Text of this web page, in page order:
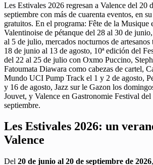
Les Estivales 2026 regresan a Valence del 20
septiembre con más de cuarenta eventos, en
gratuitos. En el programa: Fête de la Musique
Valentinoise de pétanque del 28 al 30 de
al 5 de julio, mercados nocturnos de artesanos
18 de junio al 13 de agosto, 10ª edición del
del 22 al 25 de julio con Oxmo Puccino,
Fatoumata Diawara como cabezas de cartel,
Mundo UCI Pump Track el 1 y 2 de agosto,
y 16 de agosto, Jazz sur le Gazon los
Jouvet, y Valence en Gastronomie Festival
septiembre.
Les Estivales 2026: un
Valence
Del 20 de junio al 20 de septiembre de 2026